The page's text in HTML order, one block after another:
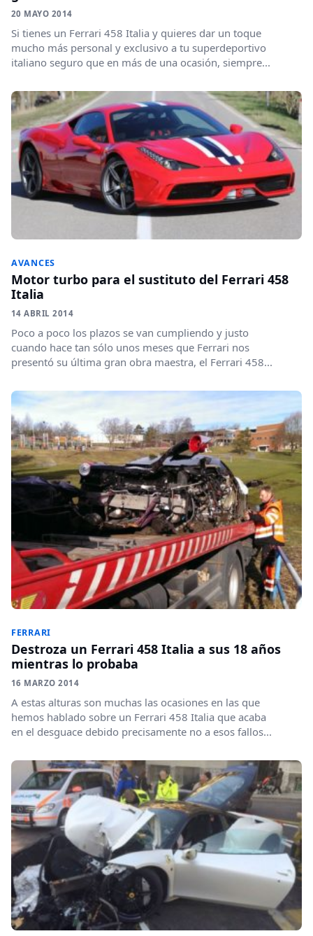
20 MAYO 2014
Si tienes un Ferrari 458 Italia y quieres dar un toque
mucho más personal y exclusivo a tu superdeportivo
italiano seguro que en más de una ocasión, siempre...
AVANCES
Motor turbo para el sustituto del Ferrari 458
Italia
14 ABRIL 2014
Poco a poco los plazos se van cumpliendo y justo
cuando hace tan sólo unos meses que Ferrari nos
presentó su última gran obra maestra, el Ferrari 458...
FERRARI
Destroza un Ferrari 458 Italia a sus 18 años
mientras lo probaba
16 MARZO 2014
A estas alturas son muchas las ocasiones en las que
hemos hablado sobre un Ferrari 458 Italia que acaba
en el desguace debido precisamente no a esos fallos...